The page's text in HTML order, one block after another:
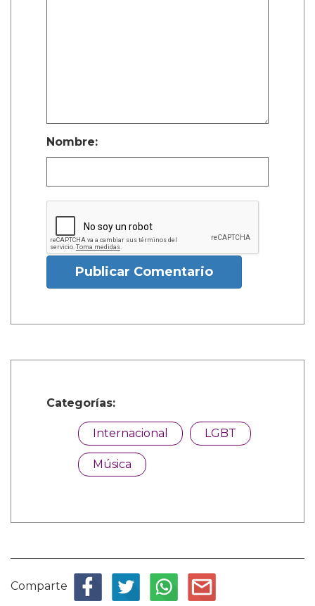
Nombre:
Publicar Comentario
Categorías:
Internacional LGBT
Música
Comparte